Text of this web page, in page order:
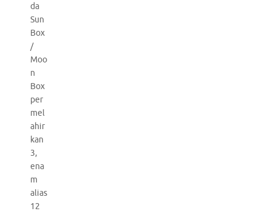
da
Sun
Box
/
Moo
n
Box
per
mel
ahir
kan
3,
ena
m
alias
12